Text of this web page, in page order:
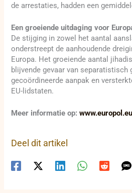
de arrestaties, hadden een
Een groeiende uitdaging voor
De stijging in zowel het aantal
onderstreept de aanhoudende
Europa. Het groeiende aantal
blijvende gevaar van separatistisch
gecoördineerde aanpak en
EU-lidstaten.
Meer informatie op:
Deel dit artikel